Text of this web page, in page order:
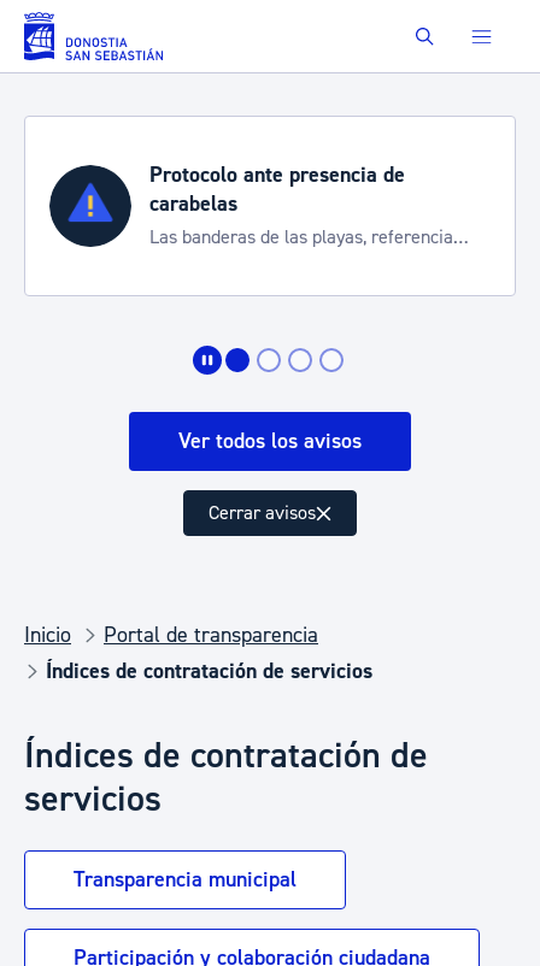
Saltar al contenido principal Buscar
Protocolo ante presencia de
carabelas
Las banderas de las playas, referencia
Ver todos los avisos
Cerrar avisos
Inicio
Portal de transparencia
Índices de contratación de servicios
Índices de contratación de
servicios
Transparencia municipal
Participación y colaboración ciudadana